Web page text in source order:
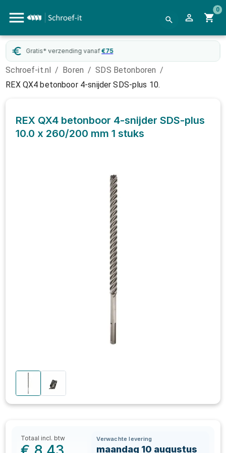
0
Gratis* verzending vanaf €75
Schroef-it.nl / Boren / SDS Betonboren /
REX QX4 betonboor 4-snijder SDS-plus 10.
REX QX4 betonboor 4-snijder SDS-plus
10.0 x 260/200 mm 1 stuks
Totaal incl. btw Verwachte levering
maandag 10 augustus